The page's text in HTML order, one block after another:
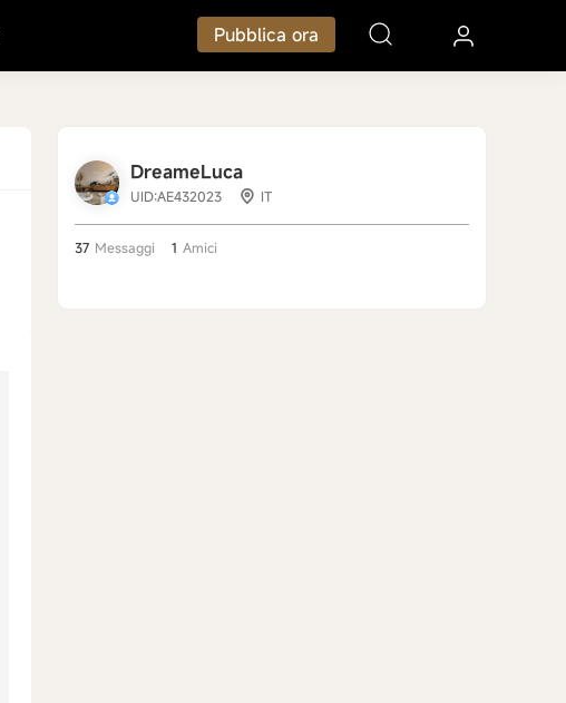
Pubblica ora
DreameLuca
UID:AE432023 IT
37 Messaggi 1 Amici